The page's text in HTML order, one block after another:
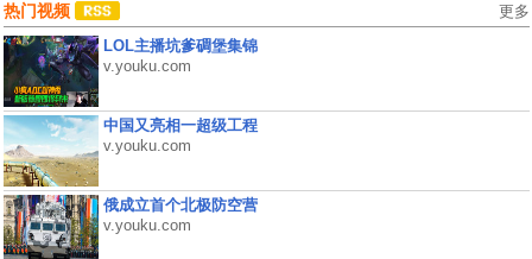
热门视频 更多
LOL主播坑爹碉堡集锦
v.youku.com
中国又亮相一超级工程
v.youku.com
俄成立首个北极防空营
v.youku.com